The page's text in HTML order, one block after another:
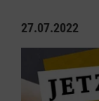
27.07.2022